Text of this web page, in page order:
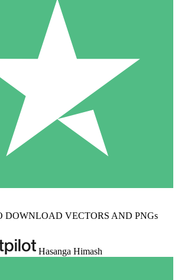
DOWNLOAD VECTORS AND PNGs
Hasanga Himash